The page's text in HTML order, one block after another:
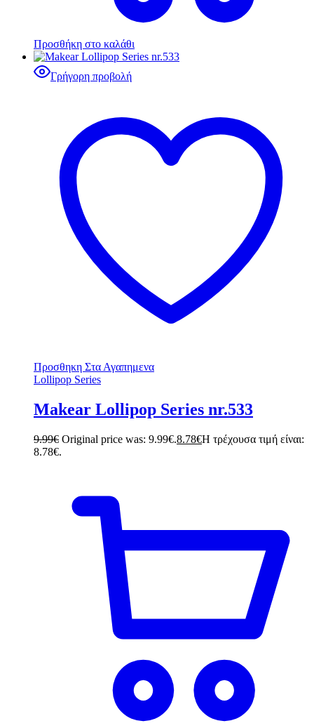
Προσθήκη στο καλάθι
Γρήγορη προβολή
Προσθηκη Στα Αγαπημενα
Lollipop Series
Makear Lollipop Series nr.533
9.99€ Original price was: 9.99€.8.78€Η τρέχουσα τιμή είναι:
8.78€.